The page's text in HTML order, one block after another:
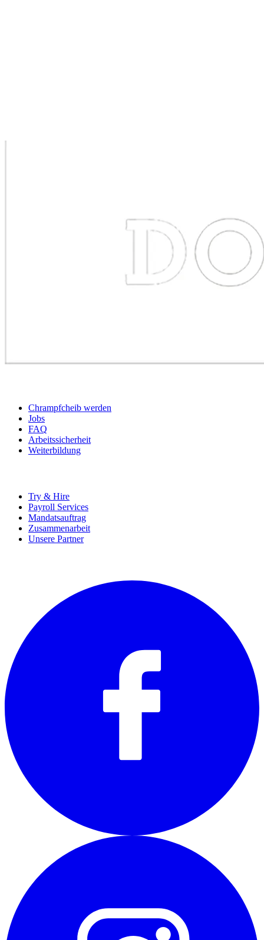
Chrampfcheib werden
Jobs
FAQ
Arbeitssicherheit
Weiterbildung
Try & Hire
Payroll Services
Mandatsauftrag
Zusammenarbeit
Unsere Partner